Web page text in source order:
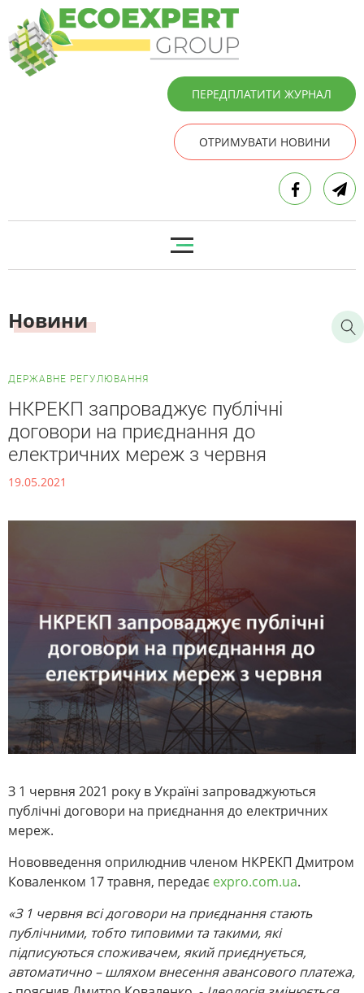
ПЕРЕДПЛАТИТИ ЖУРНАЛ
ОТРИМУВАТИ НОВИНИ
Новини
ДЕРЖАВНЕ РЕГУЛЮВАННЯ
НКРЕКП запроваджує публічні
договори на приєднання до
електричних мереж з червня
19.05.2021
З 1 червня 2021 року в Україні запроваджуються
публічні договори на приєднання до електричних
мереж.
Нововведення оприлюднив членом НКРЕКП Дмитром
Коваленком 17 травня, передає expro.com.ua.
«З 1 червня всі договори на приєднання стають
публічними, тобто типовими та такими, які
підписуються споживачем, який приєднується,
автоматично – шляхом внесення авансового платежа,